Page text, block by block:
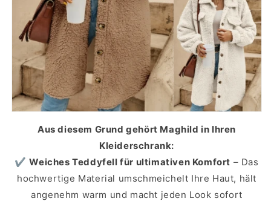
Aus diesem Grund gehört Maghild in Ihren
Kleiderschrank:
✔Weiches Teddyfell für ultimativen Komfort – Das
hochwertige Material umschmeichelt Ihre Haut, hält
angenehm warm und macht jeden Look sofort